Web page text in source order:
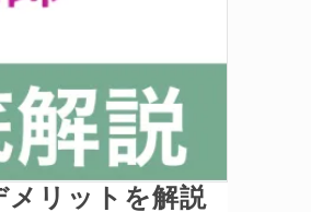
メリットを解説